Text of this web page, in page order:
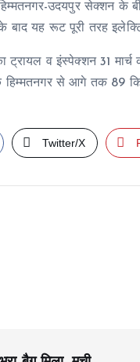
उदयपुर सेक्शन के
के बाद यह रूट पूरी तरह
ट्रायल व इंस्पेक्शन 31
से आगे तक 89
Twitter/X